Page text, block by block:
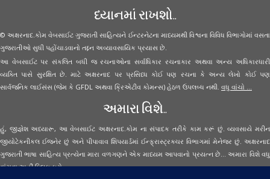
ધ્યાનમાં રાખશો..
© અક્ષરનાદ.કોમ વેબસાઈટ ગુજરાતી સાહિત્યને ઈન્ટરનેટના માધ્યમથી વિશ્વના વિવિધ વિભાગોમાં વસતા
ગુજરાતીઓ સુધી પહોંચાડવાનો તદ્દન અવ્યાવસાયિક પ્રયાસ છે.
આ વેબસાઈટ પર સંકલિત બધી જ રચનાઓના સર્વાધિકાર રચનાકાર અથવા અન્ય અધિકારધારી
વ્યક્તિ પાસે સુરક્ષિત છે. માટે અક્ષરનાદ પર પ્રસિધ્ધ કોઈ પણ રચના કે અન્ય લેખો કોઈ પણ
સાર્વજનિક લાઈસંસ (જેમ કે GFDL અથવા ક્રિએટીવ કોમન્સ) હેઠળ ઉપલબ્ધ નથી. વધુ વાંચો ...
અમારા વિશે..
હું, જીજ્ઞેશ અધ્યારૂ, આ વેબસાઈટ અક્ષરનાદ.કોમ ના સંપાદક તરીકે કામ કરૂં છું. વ્યવસાયે મરીન
જીયોટેકનીકલ ઈજનેર છું અને પીપાવાવ શિપયાર્ડમાં ઈન્ફ્રાસ્ટ્રક્ચર વિભાગમાં મેનેજર છું. અક્ષરનાદ
ગુજરાતી ભાષા સાહિત્ય પ્રત્યેના મારા વળગણને એક માધ્યમ આપવાનો પ્રયત્ન છે... અમારા વિશે વધુ
વાંચવાઅહીં ક્લિક કરો...